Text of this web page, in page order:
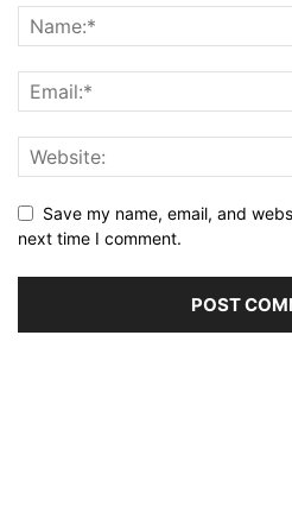
Save my name, email, and
next time I comment.